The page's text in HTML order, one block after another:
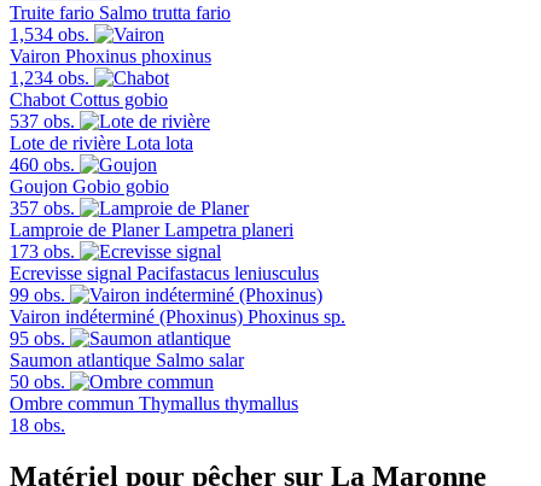
Truite fario Salmo trutta fario
1,534 obs.
Vairon Phoxinus phoxinus
1,234 obs.
Chabot Cottus gobio
537 obs.
Lote de rivière Lota lota
460 obs.
Goujon Gobio gobio
357 obs.
Lamproie de Planer Lampetra planeri
173 obs.
Ecrevisse signal Pacifastacus leniusculus
99 obs.
Vairon indéterminé (Phoxinus) Phoxinus sp.
95 obs.
Saumon atlantique Salmo salar
50 obs.
Ombre commun Thymallus thymallus
18 obs.
Matériel pour pêcher sur La Maronne